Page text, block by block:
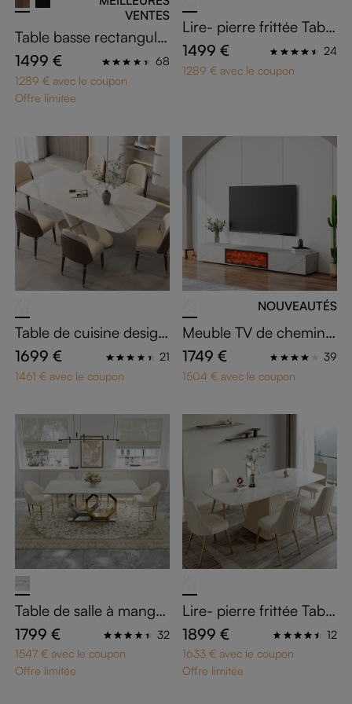
VENTES
Table basse rectangulai
re moderne
1499 €
68
1289 € avec le coupon
Offre limitée
Lire- pierre frittée Table
s à manger
1499 €
24
1289 € avec le coupon
Table de cuisine design
en forme de X 160 cm
1699 €
21
1461 € avec le coupon
NOUVEAUTÉS
Meuble TV de cheminé
e de luxe léger et mode
rne
1749 €
39
1504 € avec le coupon
Table de salle à manger
rectangulaire blanche 1
40 cm
1799 €
32
1547 € avec le coupon
Offre limitée
Lire- pierre frittée Table
s à manger
1899 €
12
1633 € avec le coupon
Offre limitée